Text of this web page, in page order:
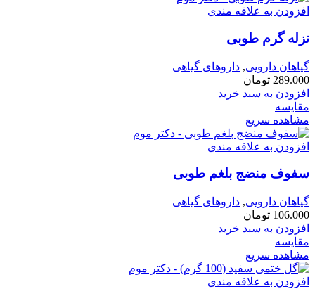
افزودن به علاقه مندی
نزله گرم طوبی
گیاهان دارویی, داروهای گیاهی
289.000 تومان
افزودن به سبد خرید
مقایسه
مشاهده سریع
افزودن به علاقه مندی
سفوف منضج بلغم طوبی
گیاهان دارویی, داروهای گیاهی
106.000 تومان
افزودن به سبد خرید
مقایسه
مشاهده سریع
افزودن به علاقه مندی